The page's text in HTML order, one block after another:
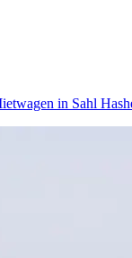
in Sahl